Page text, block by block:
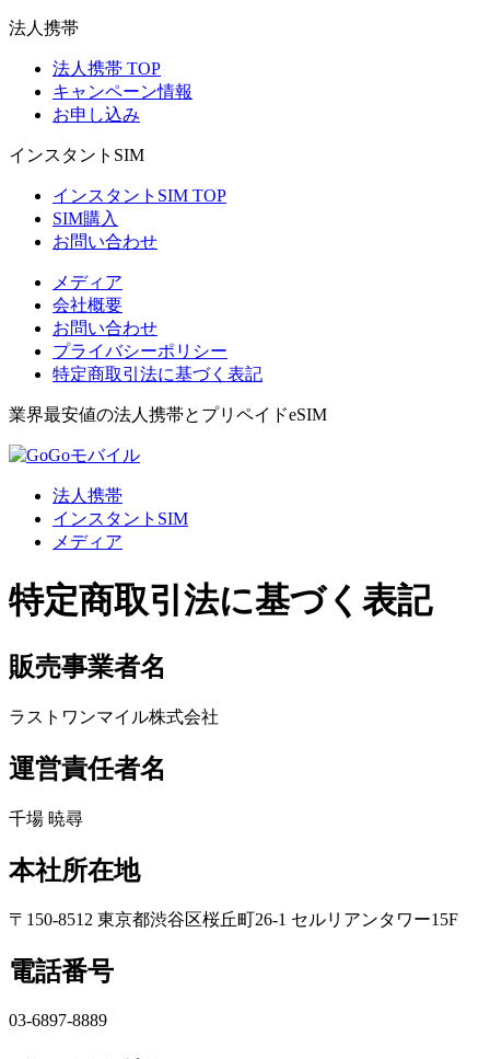
法人携帯
法人携帯 TOP
キャンペーン情報
お申し込み
インスタントSIM
インスタントSIM TOP
SIM購入
お問い合わせ
メディア
会社概要
お問い合わせ
プライバシーポリシー
特定商取引法に基づく表記
業界最安値の法人携帯とプリペイドeSIM
法人携帯
インスタントSIM
メディア
特定商取引法に基づく表記
販売事業者名
ラストワンマイル株式会社
運営責任者名
千場 暁尋
本社所在地
〒150-8512 東京都渋谷区桜丘町26-1 セルリアンタワー15F
電話番号
03-6897-8889